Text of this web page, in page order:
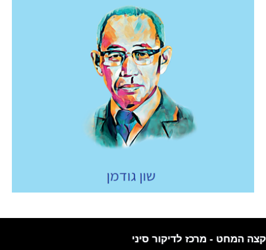
קצה המחט - מרכז לדיקור סיני